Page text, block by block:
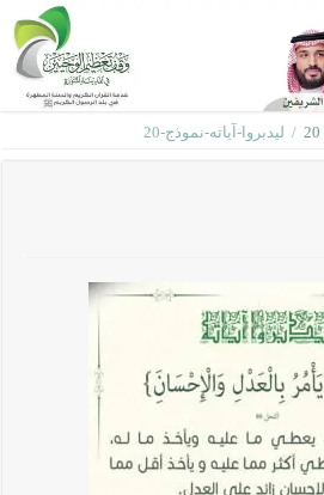
/ ليدبروا-آياته-نموذج-20